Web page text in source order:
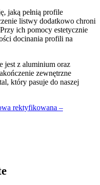
jaką pełnią profile
listwy dodatkowo chroni
ich pomocy estetycznie
docinania profili na
jest z aluminium oraz
zewnętrzne
który pasuje do naszej
rektyfikowana –